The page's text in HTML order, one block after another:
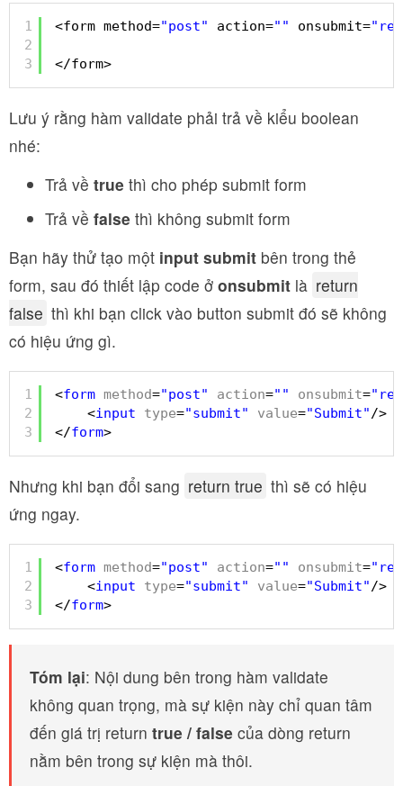
1
2
3
<form method="post" action="" onsubmit=
</form>
Lưu ý rằng hàm validate phải trả về kiểu boolean
nhé:
Trả về true thì cho phép submit form
Trả về false thì không submit form
Bạn hãy thử tạo một input submit bên trong thẻ
form, sau đó thiết lập code ở onsubmit là return
false thì khi bạn click vào button submit đó sẽ không
có hiệu ứng gì.
1
2
3
<form method="post" action="" onsubmit=
<input type="submit" value="Submit" />
</form>
Nhưng khi bạn đổi sang return true thì sẽ có hiệu
ứng ngay.
1
2
3
<form method="post" action="" onsubmit=
<input type="submit" value="Submit" />
</form>
Tóm lại: Nội dung bên trong hàm validate
không quan trọng, mà sự kiện này chỉ quan tâm
đến giá trị return true / false của dòng return
nằm bên trong sự kiện mà thôi.